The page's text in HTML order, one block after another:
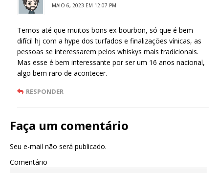
MAIO 6, 2023 EM 12:07 PM
Temos até que muitos bons ex-bourbon, só que é bem
difícil hj com a hype dos turfados e finalizações vínicas, as
pessoas se interessarem pelos whiskys mais tradicionais.
Mas esse é bem interessante por ser um 16 anos nacional,
algo bem raro de acontecer.
RESPONDER
Faça um comentário
Seu e-mail não será publicado.
Comentário